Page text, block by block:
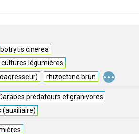
botrytis cinerea
légumières
rhizoctone brun ...
prédateurs et granivores
(auxiliaire)